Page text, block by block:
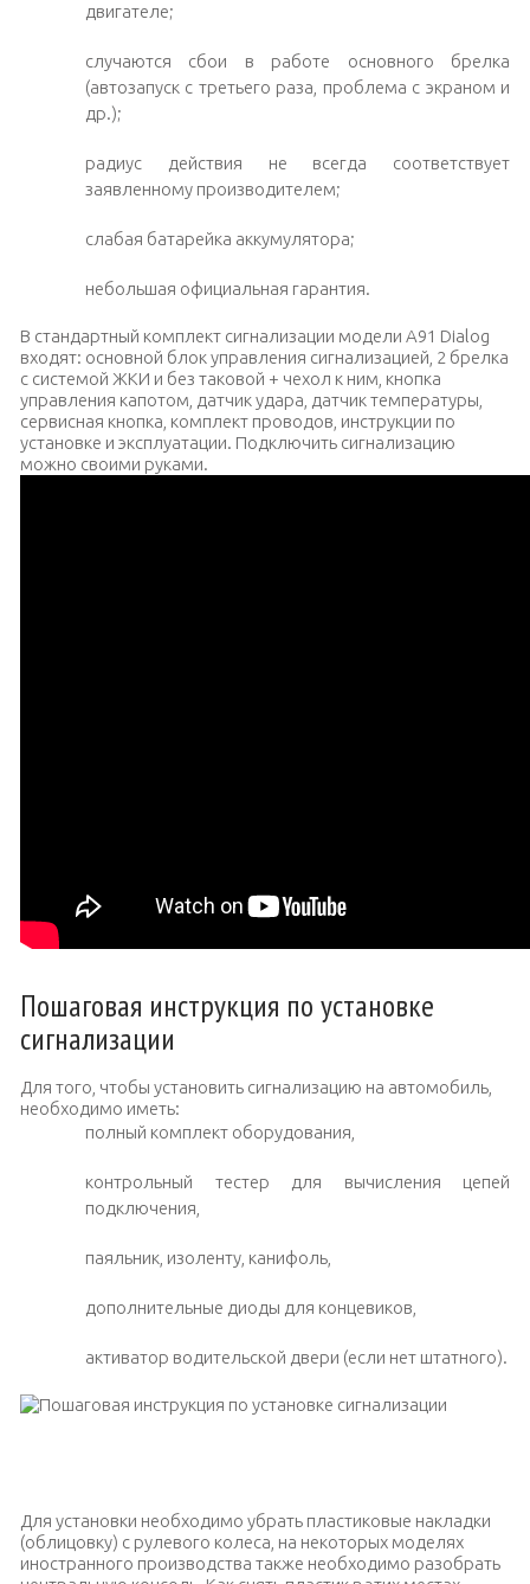
двигателе;
случаются сбои в работе основного брелка
(автозапуск с третьего раза, проблема с экраном и
др.);
радиус действия не всегда соответствует
заявленному производителем;
слабая батарейка аккумулятора;
небольшая официальная гарантия.
В стандартный комплект сигнализации модели A91 Dialog
входят: основной блок управления сигнализацией, 2 брелка
с системой ЖКИ и без таковой + чехол к ним, кнопка
управления капотом, датчик удара, датчик температуры,
сервисная кнопка, комплект проводов, инструкции по
установке и эксплуатации. Подключить сигнализацию
можно своими руками.
Пошаговая инструкция по установке
сигнализации
Для того, чтобы установить сигнализацию на автомобиль,
необходимо иметь:
полный комплект оборудования,
контрольный тестер для вычисления цепей
подключения,
паяльник, изоленту, канифоль,
дополнительные диоды для концевиков,
активатор водительской двери (если нет штатного).
Для установки необходимо убрать пластиковые накладки
(облицовку) с рулевого колеса, на некоторых моделях
иностранного производства также необходимо разобрать